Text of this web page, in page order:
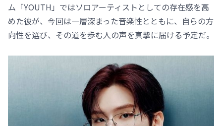
ム「YOUTH」ではソロアーティストとしての存在感を高
めた彼が、今回は一層深まった音楽性とともに、自らの方
向性を選び、その道を歩む人の声を真摯に届ける予定だ。